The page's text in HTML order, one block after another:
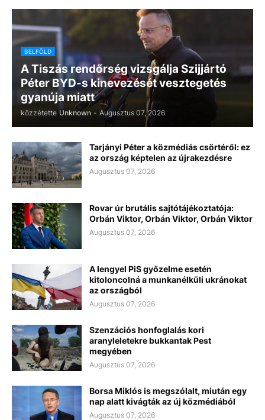
BELFÖLD
A Tiszás rendőrség vizsgálja Szijjártó
Péter BYD-s kinevezését vesztegetés
gyanúja miatt
közzétette Unknown - Augusztus 07, 2026
Tarjányi Péter a közmédiás csörtéről: ez
az ország képtelen az újrakezdésre
Augusztus 07, 2026
Rovar úr brutális sajtótájékoztatója:
Orbán Viktor, Orbán Viktor, Orbán Viktor
Augusztus 07, 2026
A lengyel PiS győzelme esetén
kitoloncolná a munkanélküli ukránokat
az országból
Augusztus 07, 2026
Szenzációs honfoglalás kori
aranyleletekre bukkantak Pest
megyében
Augusztus 07, 2026
Borsa Miklós is megszólalt, miután egy
nap alatt kivágták az új közmédiából
Augusztus 07, 2026